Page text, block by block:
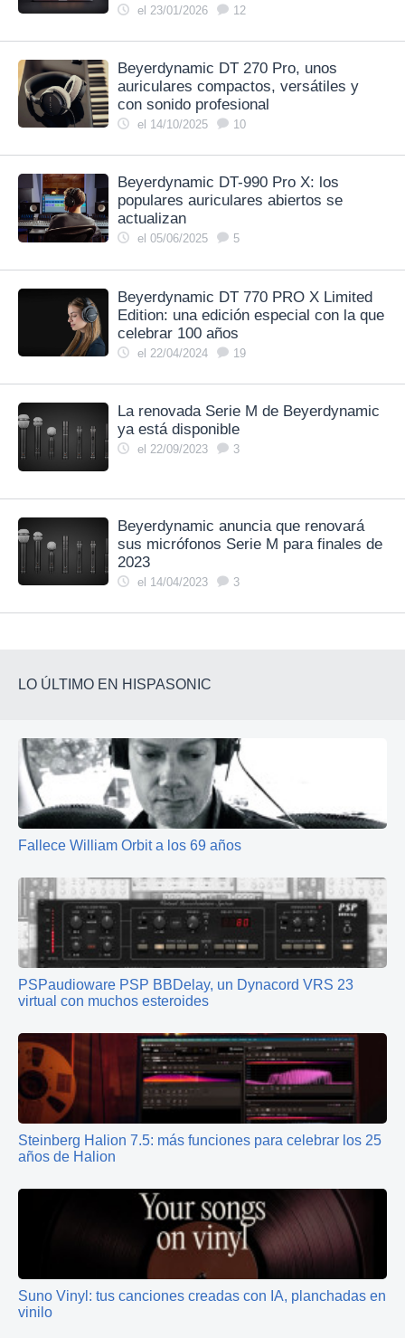
el 23/01/2026 12
Beyerdynamic DT 270 Pro, unos
auriculares compactos, versátiles y
con sonido profesional
el 14/10/2025 10
Beyerdynamic DT-990 Pro X: los
populares auriculares abiertos se
actualizan
el 05/06/2025 5
Beyerdynamic DT 770 PRO X Limited
Edition: una edición especial con la que
celebrar 100 años
el 22/04/2024 19
La renovada Serie M de Beyerdynamic
ya está disponible
el 22/09/2023 3
Beyerdynamic anuncia que renovará
sus micrófonos Serie M para finales de
2023
el 14/04/2023 3
LO ÚLTIMO EN HISPASONIC
Fallece William Orbit a los 69 años
PSPaudioware PSP BBDelay, un Dynacord VRS 23
virtual con muchos esteroides
Steinberg Halion 7.5: más funciones para celebrar los 25
años de Halion
Suno Vinyl: tus canciones creadas con IA, planchadas en
vinilo